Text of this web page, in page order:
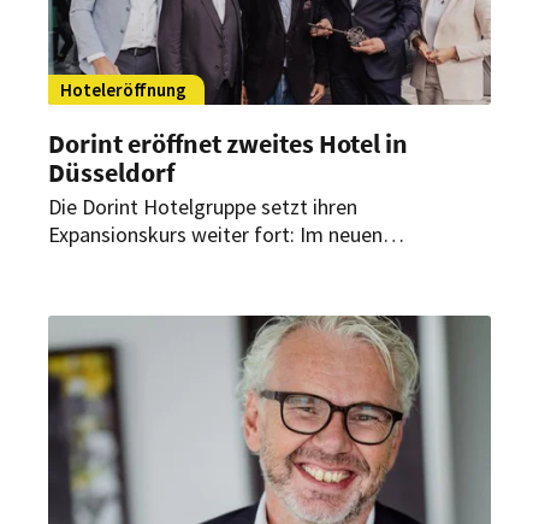
Hoteleröffnung
Dorint eröffnet zweites Hotel in
Düsseldorf
Die Dorint Hotelgruppe setzt ihren
Expansionskurs weiter fort: Im neuen
Düsseldorf Deiker Höfe den Betrieb auf. Das
Haus greift die Historie des Grundstücks als
früherer Modestandort auf.